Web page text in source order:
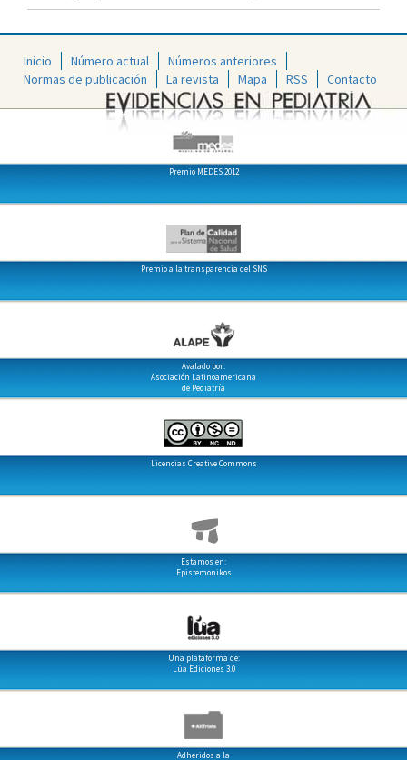
Inicio Número actual
Números anteriores
Normas de publicación
La revista Mapa RSS Contacto
Premio MEDES 2012
Premio a la transparencia del SNS
Avalado por:
Asociación Latinoamericana
de Pediatría
Licencias Creative Commons
Estamos en:
Epistemonikos
Una plataforma de:
Lúa Ediciones 3.0
Adheridos a la